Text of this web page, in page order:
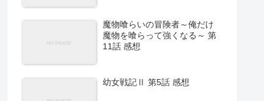
魔物喰らいの冒険者～俺だけ
魔物を喰らって強くなる～ 第
11話 感想
幼女戦記Ⅱ 第5話 感想